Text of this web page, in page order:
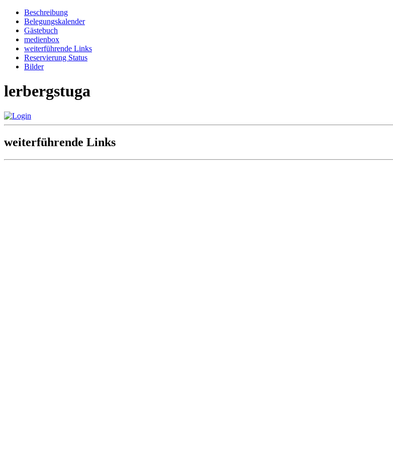
Beschreibung
Belegungskalender
Gästebuch
medienbox
weiterführende Links
Reservierung Status
Bilder
lerbergstuga
weiterführende Links